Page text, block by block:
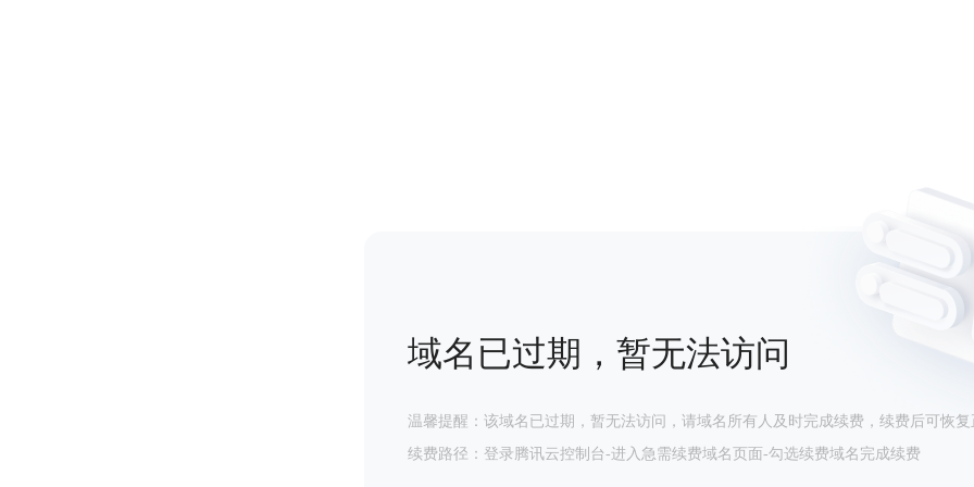
域名已过期，暂无法访问
温馨提醒：该域名已过期，暂无法访问，请域名所有人及时完成续费，续费后可恢复
续费路径：登录腾讯云控制台-进入急需续费域名页面-勾选续费域名完成续费